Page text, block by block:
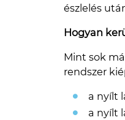
észlelés
Hogyan
Mint sok
rendszer
a nyílt
a nyílt